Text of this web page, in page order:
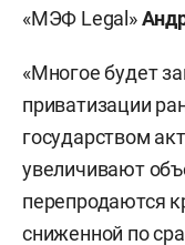
«МЭФ Legal»
«Многое будет
приватизации
государством
увеличивают
перепродаются
сниженной по